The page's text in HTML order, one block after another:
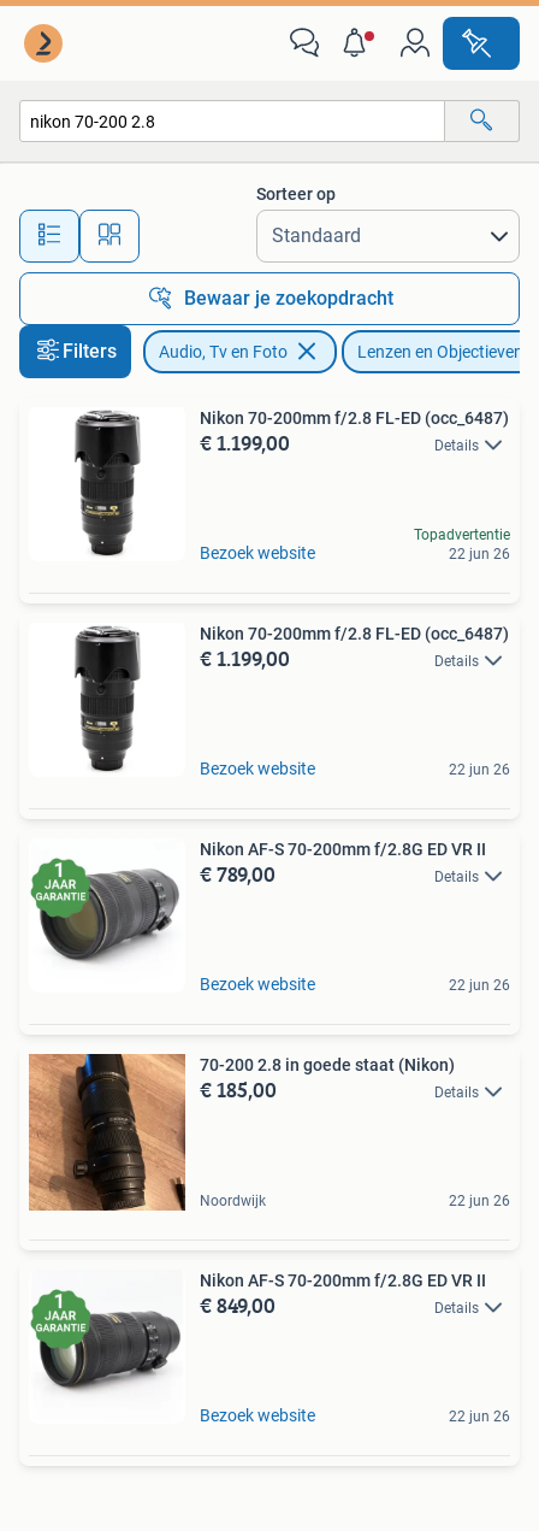
Alle afstanden…
Sorteer op
Bewaar je zoekopdracht
Filters Audio, Tv en Foto Lenzen en Objectieven
Nikon 70-200mm f/2.8 FL-ED (occ_6487)
€ 1.199,00 Details
Bezoek website
Topadvertentie
22 jun 26
Nikon 70-200mm f/2.8 FL-ED (occ_6487)
€ 1.199,00 Details
Bezoek website 22 jun 26
Nikon AF-S 70-200mm f/2.8G ED VR II
€ 789,00 Details
Bezoek website 22 jun 26
70-200 2.8 in goede staat (Nikon)
€ 185,00 Details
Noordwijk 22 jun 26
Nikon AF-S 70-200mm f/2.8G ED VR II
€ 849,00 Details
Bezoek website 22 jun 26